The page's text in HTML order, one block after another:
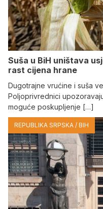
Suša u BiH uništava
rast cijena hrane
Dugotrajne vrućine i suša
Poljoprivrednici
moguće poskupljenje […]
REPUBLIKA SRPSKA / BIH